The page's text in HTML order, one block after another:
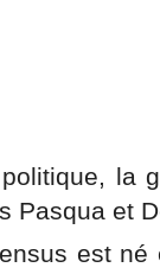
la
Pasqua et
est